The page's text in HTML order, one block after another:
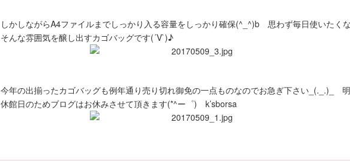
しかしながらA4ファイルまでしっかり入る容量をしっかり確保(^_^)b 思わず毎日使いたく
そんな雰囲気を醸し出すカゴバッグです(´V`)♪
今年の出揃ったカゴバッグも例年通り売り切れ御免の一点ものなのでお急ぎ下さい_(._.)_
休館日のためブログはお休みさせて頂きます(*^ー゜) k’sborsa